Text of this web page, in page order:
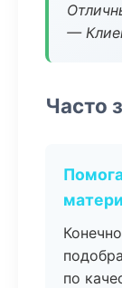
—
Часто
по